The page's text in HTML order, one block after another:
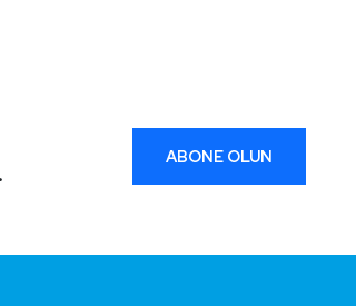
ABONE OLUN